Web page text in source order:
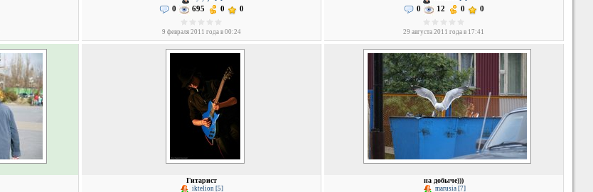
0 695 0 0
9 февраля 2011 года в 00:24
0 12 0 0
29 августа 2011 года в 17:41
Гитарист
iktelion [5]
на добыче)))
marusia [7]